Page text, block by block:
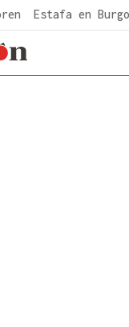
Estafa en